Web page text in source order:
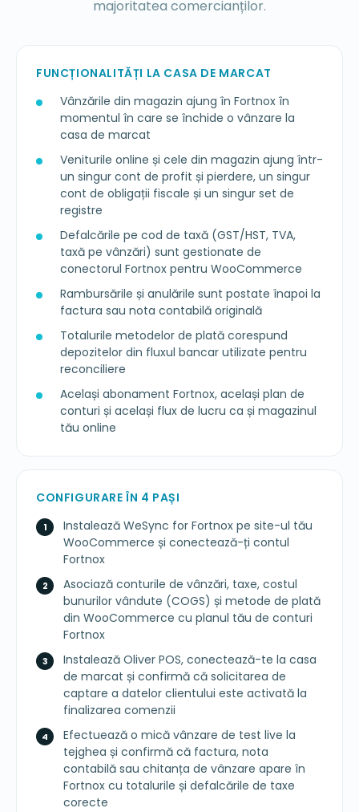
majoritatea comercianților.
FUNCȚIONALITĂȚI LA CASA DE MARCAT
Vânzările din magazin ajung în Fortnox în
momentul în care se închide o vânzare la
casa de marcat
Veniturile online și cele din magazin ajung într-
un singur cont de profit și pierdere, un singur
cont de obligații fiscale și un singur set de
registre
Defalcările pe cod de taxă (GST/HST, TVA,
taxă pe vânzări) sunt gestionate de
conectorul Fortnox pentru WooCommerce
Rambursările și anulările sunt postate înapoi la
factura sau nota contabilă originală
Totalurile metodelor de plată corespund
depozitelor din fluxul bancar utilizate pentru
reconciliere
Același abonament Fortnox, același plan de
conturi și același flux de lucru ca și magazinul
tău online
CONFIGURARE ÎN 4 PAȘI
Instalează WeSync for Fortnox pe site-ul tău
WooCommerce și conectează-ți contul
Fortnox
Asociază conturile de vânzări, taxe, costul
bunurilor vândute (COGS) și metode de plată
din WooCommerce cu planul tău de conturi
Fortnox
Instalează Oliver POS, conectează-te la casa
de marcat și confirmă că solicitarea de
captare a datelor clientului este activată la
finalizarea comenzii
Efectuează o mică vânzare de test live la
tejghea și confirmă că factura, nota
contabilă sau chitanța de vânzare apare în
Fortnox cu totalurile și defalcările de taxe
corecte